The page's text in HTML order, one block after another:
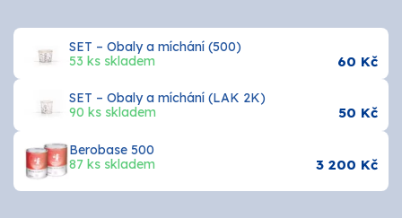
Ostatní povrchy
AUTOMOTIVE
SPREJE
Technické kapaliny
SET – Obaly a míchání (500)
60 Kč
53 ks skladem
SET – Obaly a míchání (LAK 2K)
50 Kč
90 ks skladem
Berobase 500
3 200 Kč
87 ks skladem